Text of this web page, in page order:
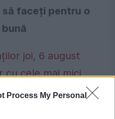
Process My Personal
faceți pentru o
joi, 6 august
cu cele mai mici
dispare treptat